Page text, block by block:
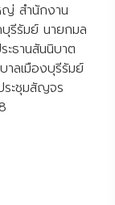
สำนักงาน
รีรัมย์ นายกมล
ธานสันนิบาต
ลเมืองบุรีรัมย์
ระชุมสัญจร